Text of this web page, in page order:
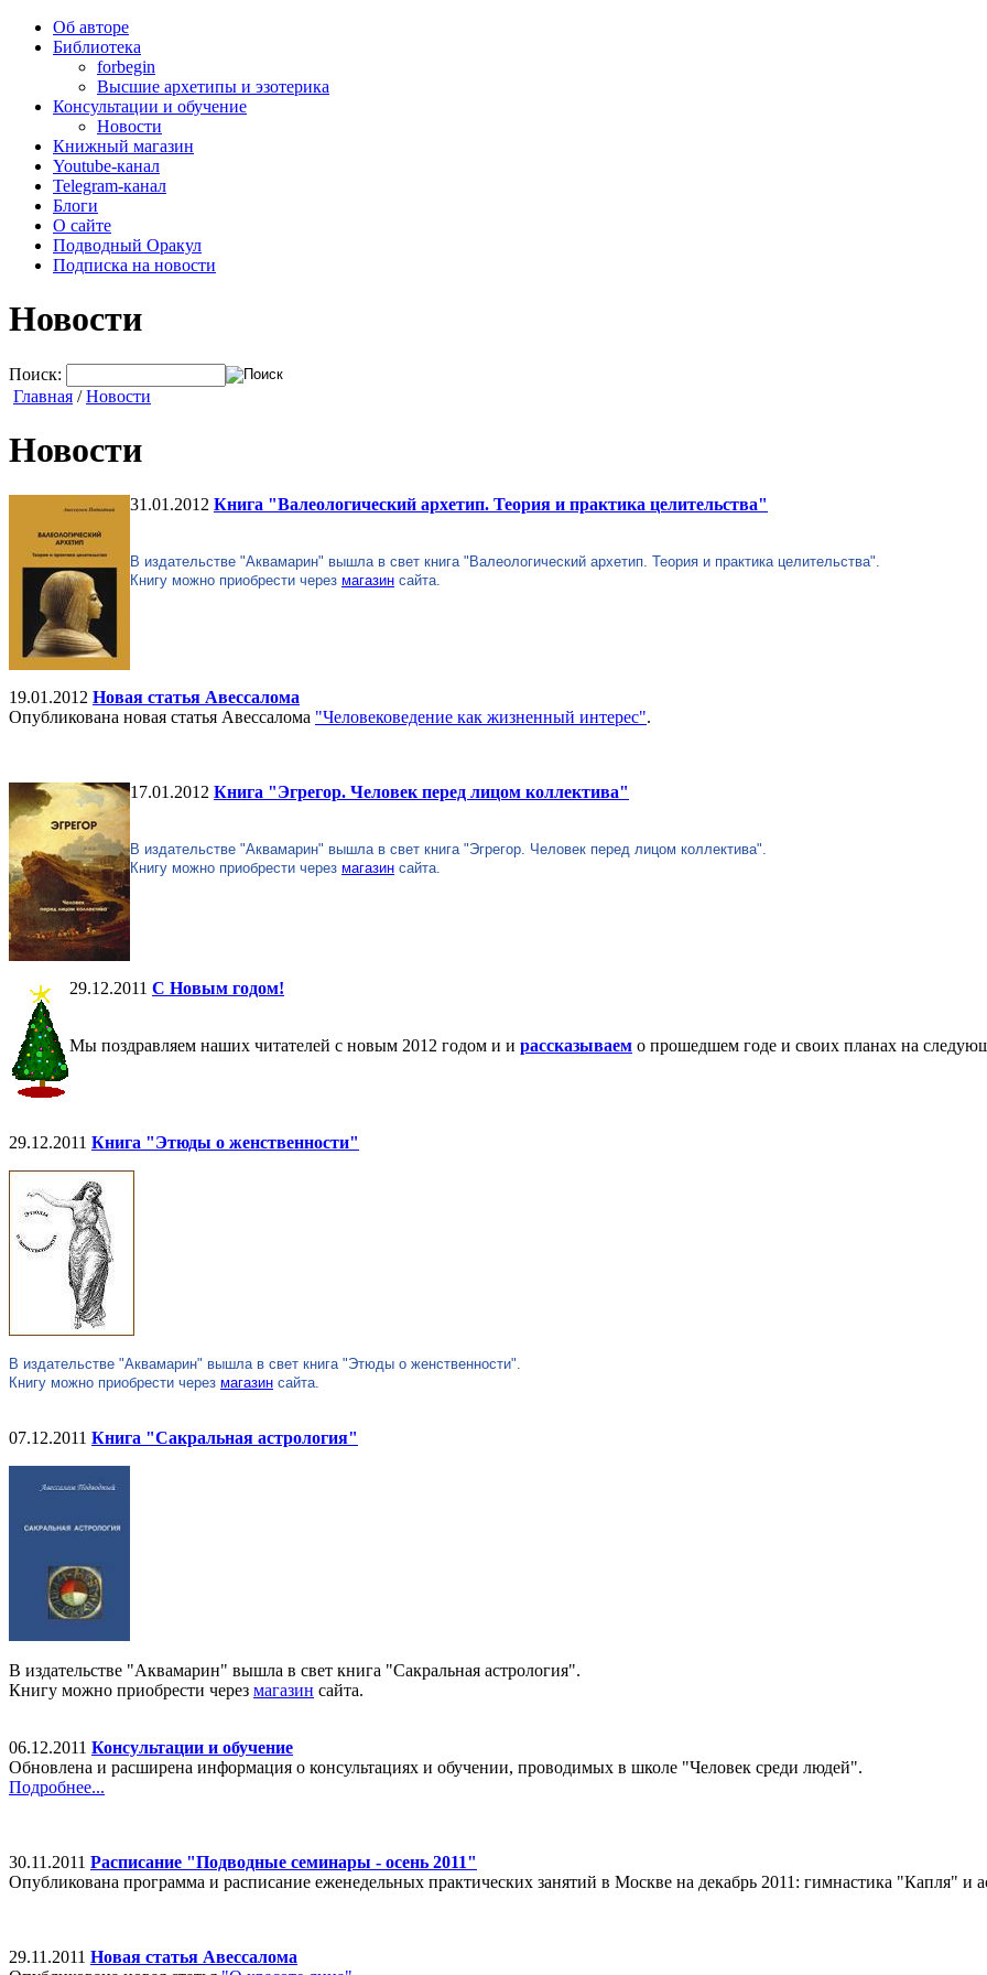
Об авторе
Библиотека
forbegin
Высшие архетипы и эзотерика
Консультации и обучение
Новости
Книжный магазин
Youtube-канал
Telegram-канал
Блоги
О сайте
Подводный Оракул
Подписка на новости
Новости
Поиск:
Главная /Новости
Новости
31.01.2012 Книга "Валеологический архетип. Теория и практика целительства"
В издательстве "Аквамарин" вышла в свет книга "Валеологический архетип. Теория и практика целительства".
Книгу можно приобрести через магазин сайта.
19.01.2012 Новая статья Авессалома
Опубликована новая статья Авессалома "Человековедение как жизненный интерес".
17.01.2012 Книга "Эгрегор. Человек перед лицом коллектива"
В издательстве "Аквамарин" вышла в свет книга "Эгрегор. Человек перед лицом коллектива".
Книгу можно приобрести через магазин сайта.
29.12.2011 С Новым годом!
Мы поздравляем наших читателей с новым 2012 годом и и рассказываем о прошедшем годе и своих планах на
29.12.2011 Книга "Этюды о женственности"
В издательстве "Аквамарин" вышла в свет книга "Этюды о женственности".
Книгу можно приобрести через магазин сайта.
07.12.2011 Книга "Сакральная астрология"
В издательстве "Аквамарин" вышла в свет книга "Сакральная астрология".
Книгу можно приобрести через магазин сайта.
06.12.2011 Консультации и обучение
Обновлена и расширена информация о консультациях и обучении, проводимых в школе "Человек среди людей".
Подробнее...
30.11.2011 Расписание "Подводные семинары - осень 2011"
Опубликована программа и расписание еженедельных практических занятий в Москве на декабрь 2011: гимнастика "Капля" и
29.11.2011 Новая статья Авессалома